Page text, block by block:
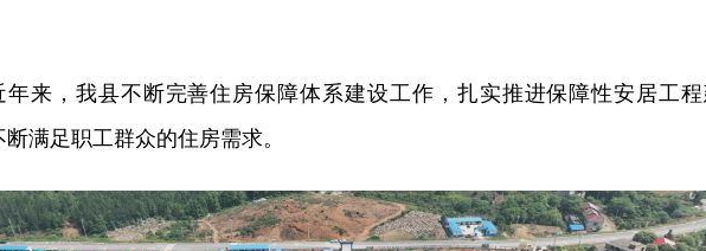
年来，我县不断完善住房保障体系建设工作，扎实推进保障性安居工
满足职工群众的住房需求。